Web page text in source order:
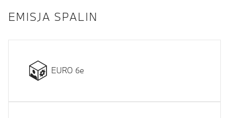
EMISJA SPALIN
EURO 6e